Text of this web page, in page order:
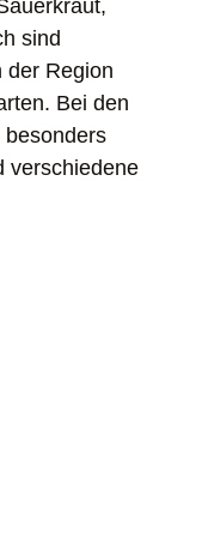
sind
der Region
Bei den
verschiedene